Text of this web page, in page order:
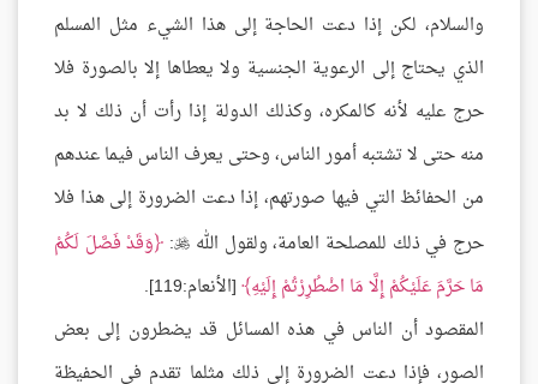
والسلام، لكن إذا دعت الحاجة إلى هذا الشيء مثل المسلم
الذي يحتاج إلى الرعوية الجنسية ولا يعطاها إلا بالصورة فلا
حرج عليه لأنه كالمكره، وكذلك الدولة إذا رأت أن ذلك لا بد
منه حتى لا تشتبه أمور الناس، وحتى يعرف الناس فيما عندهم
من الحفائظ التي فيها صورتهم، إذا دعت الضرورة إلى هذا فلا
حرج في ذلك للمصلحة العامة، ولقول الله 
: وَقَدْ فَصَّلَ لَكُمْ
مَا حَرَّمَ عَلَيْكُمْ إِلَّا مَا اضْطُرِرْتُمْ إِلَيْهِ [الأنعام:119].
المقصود أن الناس في هذه المسائل قد يضطرون إلى بعض
الصور، فإذا دعت الضرورة إلى ذلك مثلما تقدم في الحفيظة